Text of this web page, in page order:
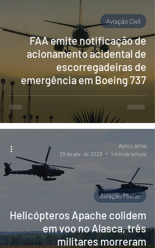
FAA emite notificação de
acionamento acidental de
escorregadeiras de
emergência em Boeing 737
Aviação Civil
Helicópteros Apache colidem
em voo no Alasca, três
militares morreram
Aviação Militar
Aero Latina
29 de abr. de 2023
1 min de leitura